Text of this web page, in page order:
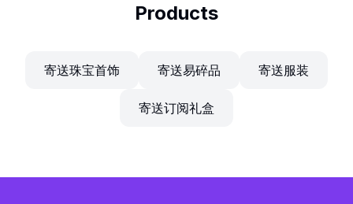
Products
寄送珠宝首饰 寄送易碎品 寄送服装
寄送订阅礼盒